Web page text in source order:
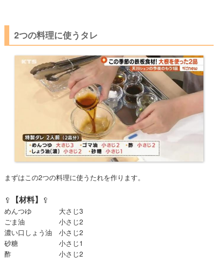
2つの料理に使うタレ
まずはこの2つの料理に使うたれを作ります。
🥄 【材料】 🥄
めんつゆ 大さじ3
ごま油 小さじ2
濃い口しょう油 小さじ2
砂糖 小さじ1
酢 小さじ2